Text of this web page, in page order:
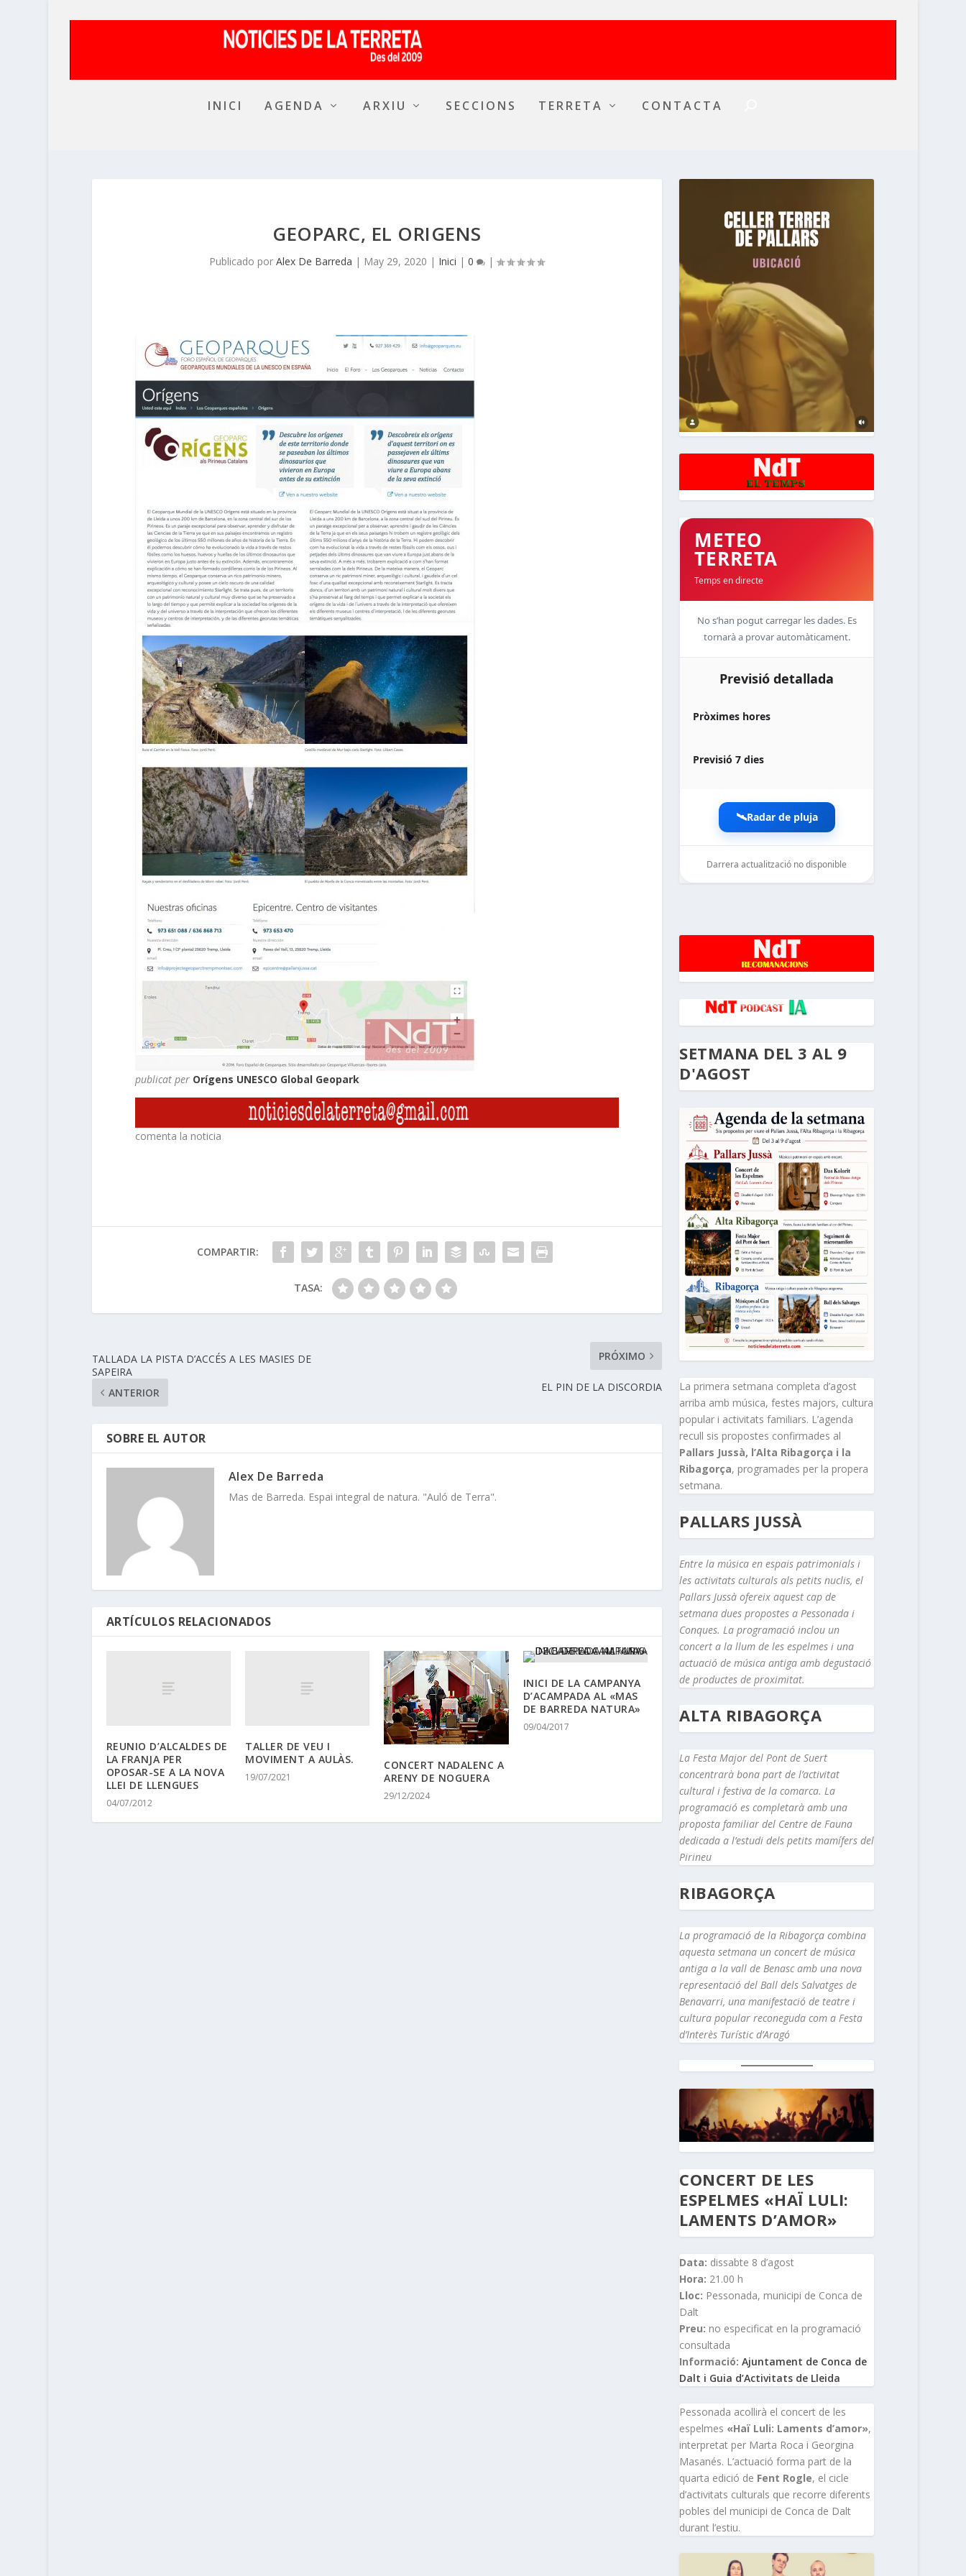
INICI AGENDA ARXIU SECCIONS TERRETA CONTACTA
GEOPARC, EL ORIGENS
Publicado porAlex De Barreda | May 29, 2020 | Inici |0 |
publicat per Orígens UNESCO Global Geopark
comenta la noticia
COMPARTIR:
TASA:
TALLADA LA PISTA D’ACCÉS A LES MASIES DE
SAPEIRA
ANTERIOR
PRÓXIMO
EL PIN DE LA DISCORDIA
SOBRE EL AUTOR
Alex De Barreda
Mas de Barreda. Espai integral de natura. "Auló de Terra".
ARTÍCULOS RELACIONADOS
REUNIO D’ALCALDES DE
LA FRANJA PER
OPOSAR-SE A LA NOVA
LLEI DE LLENGUES
04/07/2012
TALLER DE VEU I
MOVIMENT A AULÀS.
19/07/2021
CONCERT NADALENC A
ARENY DE NOGUERA
29/12/2024
INICI DE LA CAMPANYA
D’ACAMPADA AL «MAS
DE BARREDA NATURA»
09/04/2017
METEO
TERRETA
Temps en directe
No s’han pogut carregar les dades. Es
tornarà a provar automàticament.
Previsió detallada
Pròximes hores
Previsió 7 dies
🛰️Radar de pluja
Darrera actualització no disponible
noticiesdelaterreta.com
SETMANA DEL 3 AL 9
D'AGOST
La primera setmana completa d’agost
arriba amb música, festes majors, cultura
popular i activitats familiars. L’agenda
recull sis propostes confirmades al
Pallars Jussà, l’Alta Ribagorça i la
Ribagorça, programades per la propera
setmana.
PALLARS JUSSÀ
Entre la música en espais patrimonials i
les activitats culturals als petits nuclis, el
Pallars Jussà ofereix aquest cap de
setmana dues propostes a Pessonada i
Conques. La programació inclou un
concert a la llum de les espelmes i una
actuació de música antiga amb degustació
de productes de proximitat.
ALTA RIBAGORÇA
La Festa Major del Pont de Suert
concentrarà bona part de l’activitat
cultural i festiva de la comarca. La
programació es completarà amb una
proposta familiar del Centre de Fauna
dedicada a l’estudi dels petits mamífers del
Pirineu
RIBAGORÇA
La programació de la Ribagorça combina
aquesta setmana un concert de música
antiga a la vall de Benasc amb una nova
representació del Ball dels Salvatges de
Benavarri, una manifestació de teatre i
cultura popular reconeguda com a Festa
d’Interès Turístic d’Aragó
CONCERT DE LES
ESPELMES «HAÏ LULI:
LAMENTS D’AMOR»
Data: dissabte 8 d’agost
Hora: 21.00 h
Lloc: Pessonada, municipi de Conca de
Dalt
Preu: no especificat en la programació
consultada
Informació: Ajuntament de Conca de
Dalt i Guia d’Activitats de Lleida
Pessonada acollirà el concert de les
espelmes «Haï Luli: Laments d’amor»,
interpretat per Marta Roca i Georgina
Masanés. L’actuació forma part de la
quarta edició de Fent Rogle, el cicle
d’activitats culturals que recorre diferents
pobles del municipi de Conca de Dalt
durant l’estiu.